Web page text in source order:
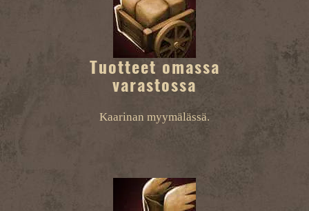
Tuotteet omassa
varastossa
Kaarinan myymälässä.